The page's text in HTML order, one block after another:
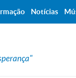
Notícias